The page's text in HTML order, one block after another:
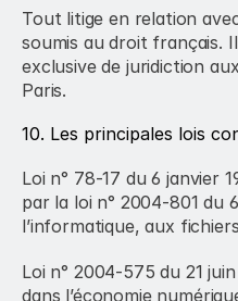
Tout litige en relation
soumis au droit français.
exclusive de juridiction
Paris.
10. Les principales lois
Loi n° 78-17 du 6 janvier
par la loi n° 2004-801 du
l’informatique, aux
Loi n° 2004-575 du 21
dans l’économie